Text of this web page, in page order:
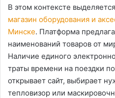
В этом контексте выделяется
магазин оборудования и
Минске. Платформа
наименований товаров от
Наличие единого
траты времени на поездки
открывает сайт, выбирает
тепловизор или